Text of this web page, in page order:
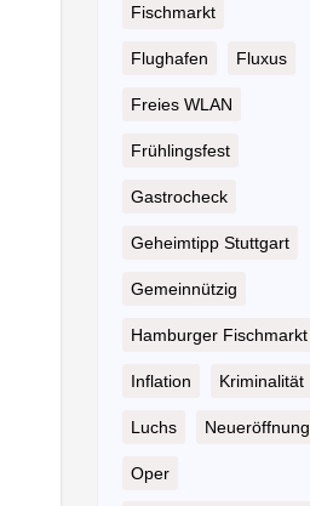
Fischmarkt
Flughafen Fluxus
Freies WLAN
Frühlingsfest
Gastrocheck
Geheimtipp Stuttgart
Gemeinnützig
Hamburger Fischmarkt
Inflation Kriminalität
Luchs Neueröffnung
Oper